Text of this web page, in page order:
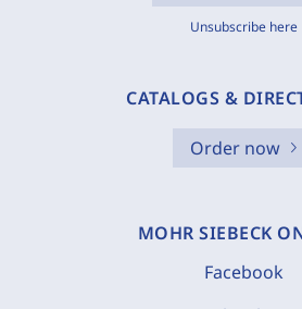
Unsubscribe here
CATALOGS &
Order now
MOHR SIEBECK
Facebook